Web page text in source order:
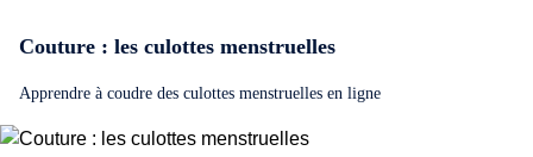
Couture : les culottes menstruelles
Apprendre à coudre des culottes menstruelles en ligne